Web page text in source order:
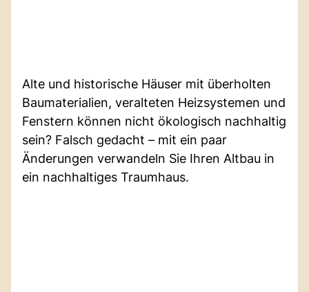
Alte und historische Häuser mit überholten
Baumaterialien, veralteten Heizsystemen und
Fenstern können nicht ökologisch nachhaltig
sein? Falsch gedacht – mit ein paar
Änderungen verwandeln Sie Ihren Altbau in
ein nachhaltiges Traumhaus.